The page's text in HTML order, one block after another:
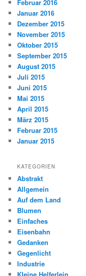
Februar 2016
Januar 2016
Dezember 2015
November 2015
Oktober 2015
September 2015
August 2015
Juli 2015
Juni 2015
Mai 2015
April 2015
März 2015
Februar 2015
Januar 2015
KATEGORIEN
Abstrakt
Allgemein
Auf dem Land
Blumen
Einfaches
Eisenbahn
Gedanken
Gegenlicht
Industrie
Kleine Helferlein